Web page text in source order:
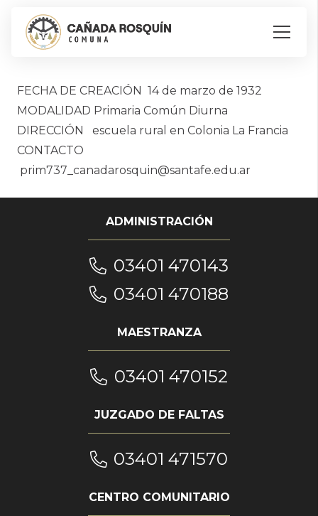
FECHA DE CREACIÓN 14 de marzo de 1932
MODALIDAD Primaria Común Diurna
DIRECCIÓN escuela rural en Colonia La Francia
CONTACTO
prim737_canadarosquin@santafe.edu.ar
ADMINISTRACIÓN
03401 470143
03401 470188
MAESTRANZA
03401 470152
JUZGADO DE FALTAS
03401 471570
CENTRO COMUNITARIO